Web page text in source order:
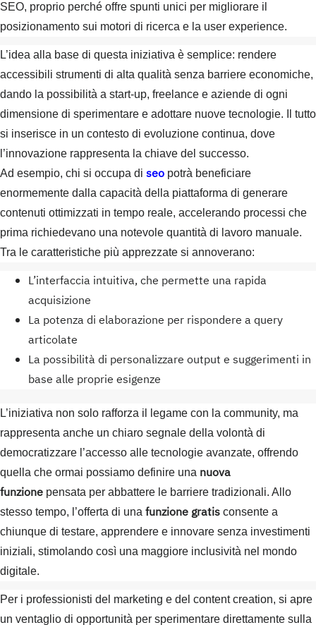
SEO, proprio perché offre spunti unici per migliorare il
posizionamento sui motori di ricerca e la user experience.
L’idea alla base di questa iniziativa è semplice: rendere
accessibili strumenti di alta qualità senza barriere economiche,
dando la possibilità a start-up, freelance e aziende di ogni
dimensione di sperimentare e adottare nuove tecnologie. Il tutto
si inserisce in un contesto di evoluzione continua, dove
l’innovazione rappresenta la chiave del successo.
Ad esempio, chi si occupa di seo potrà beneficiare
enormemente dalla capacità della piattaforma di generare
contenuti ottimizzati in tempo reale, accelerando processi che
prima richiedevano una notevole quantità di lavoro manuale.
Tra le caratteristiche più apprezzate si annoverano:
L’interfaccia intuitiva, che permette una rapida
acquisizione
La potenza di elaborazione per rispondere a query
articolate
La possibilità di personalizzare output e suggerimenti in
base alle proprie esigenze
L’iniziativa non solo rafforza il legame con la community, ma
rappresenta anche un chiaro segnale della volontà di
democratizzare l’accesso alle tecnologie avanzate, offrendo
quella che ormai possiamo definire una nuova
funzione pensata per abbattere le barriere tradizionali. Allo
stesso tempo, l’offerta di una funzione gratis consente a
chiunque di testare, apprendere e innovare senza investimenti
iniziali, stimolando così una maggiore inclusività nel mondo
digitale.
Per i professionisti del marketing e del content creation, si apre
un ventaglio di opportunità per sperimentare direttamente sulla